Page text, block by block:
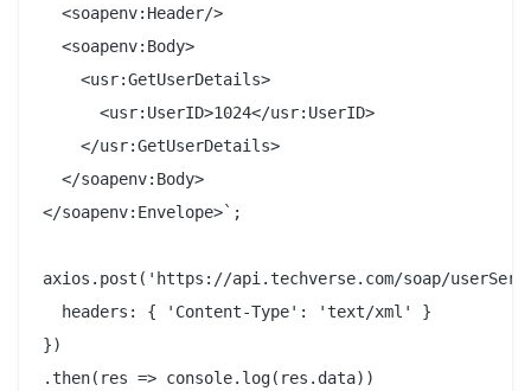
  <soapenv:Header/>
  <soapenv:Body>
    <usr:GetUserDetails>
      <usr:UserID>1024</usr:UserID>
    </usr:GetUserDetails>
  </soapenv:Body>
</soapenv:Envelope>`;
axios.post('https://api.techverse.com/soap/
  headers: { 'Content-Type': 'text/xml' }
})
.then(res => console.log(res.data))